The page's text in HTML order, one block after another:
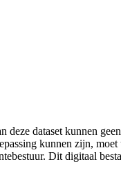
deze dataset kunnen
kunnen zijn,
Dit digitaal